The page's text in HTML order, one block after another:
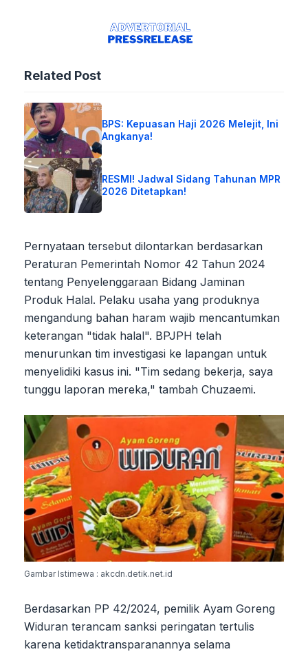
Related Post
BPS: Kepuasan Haji 2026 Melejit, Ini
Angkanya!
RESMI! Jadwal Sidang Tahunan MPR
2026 Ditetapkan!
Pernyataan tersebut dilontarkan berdasarkan
Peraturan Pemerintah Nomor 42 Tahun 2024
tentang Penyelenggaraan Bidang Jaminan
Produk Halal. Pelaku usaha yang produknya
mengandung bahan haram wajib mencantumkan
keterangan "tidak halal". BPJPH telah
menurunkan tim investigasi ke lapangan untuk
menyelidiki kasus ini. "Tim sedang bekerja, saya
tunggu laporan mereka," tambah Chuzaemi.
Gambar Istimewa : akcdn.detik.net.id
Berdasarkan PP 42/2024, pemilik Ayam Goreng
Widuran terancam sanksi peringatan tertulis
karena ketidaktransparanannya selama